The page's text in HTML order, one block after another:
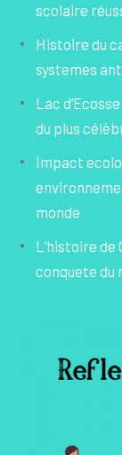
scolaire
Histoire du
systemes
Lac
du plus
Impact
monde
L’histoire
conquete du